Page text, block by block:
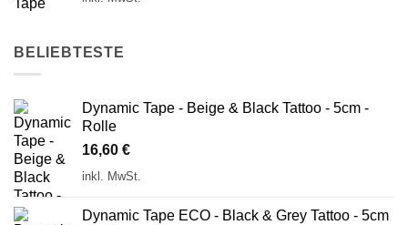
BELIEBTESTE
Dynamic Tape - Beige & Black Tattoo - 5cm -
Rolle
16,60 €
inkl. MwSt.
Dynamic Tape ECO - Black & Grey Tattoo - 5cm